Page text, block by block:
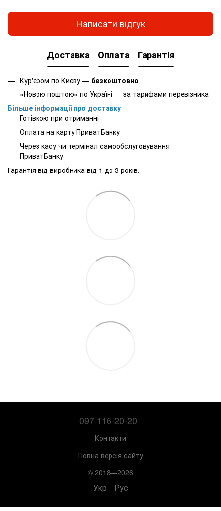
Написати відгук
Доставка Оплата Гарантія
Кур'єром по Києву — безкоштовно
«Новою поштою» по Україні — за тарифами перевізника
Більше інформації про доставку
Готівкою при отриманні
Оплата на карту ПриватБанку
Через касу чи термінал самообслуговування
ПриватБанку
Гарантія від виробника від 1 до 3 років.
097 116-20-20
Контакти
Повна версія сайту
© 2018—2026
Укр Рус